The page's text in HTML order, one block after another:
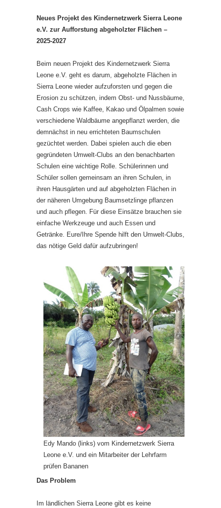
Neues Projekt des Kindernetzwerk Sierra Leone
e.V. zur Aufforstung abgeholzter Flächen –
2025-2027
Beim neuen Projekt des Kindernetzwerk Sierra
Leone e.V. geht es darum, abgeholzte Flächen in
Sierra Leone wieder aufzuforsten und gegen die
Erosion zu schützen, indem Obst- und Nussbäume,
Cash Crops wie Kaffee, Kakao und Ölpalmen sowie
verschiedene Waldbäume angepflanzt werden, die
demnächst in neu errichteten Baumschulen
gezüchtet werden. Dabei spielen auch die eben
gegründeten Umwelt-Clubs an den benachbarten
Schulen eine wichtige Rolle. Schülerinnen und
Schüler sollen gemeinsam an ihren Schulen, in
ihren Hausgärten und auf abgeholzten Flächen in
der näheren Umgebung Baumsetzlinge pflanzen
und auch pflegen. Für diese Einsätze brauchen sie
einfache Werkzeuge und auch Essen und
Getränke. Eure/Ihre Spende hilft den Umwelt-Clubs,
das nötige Geld dafür aufzubringen!
Edy Mando (links) vom Kindernetzwerk Sierra
Leone e.V. und ein Mitarbeiter der Lehrfarm
prüfen Bananen
Das Problem
Im ländlichen Sierra Leone gibt es keine